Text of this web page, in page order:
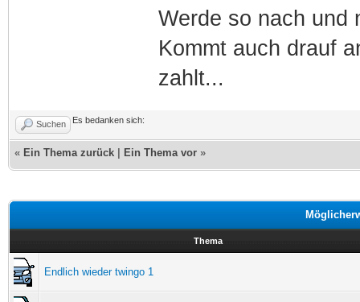
Werde so nach und
Kommt auch drauf
zahlt...
Suchen Es bedanken sich:
« Ein Thema zurück Ein Thema vor »
Thema
Endlich wieder twingo 1